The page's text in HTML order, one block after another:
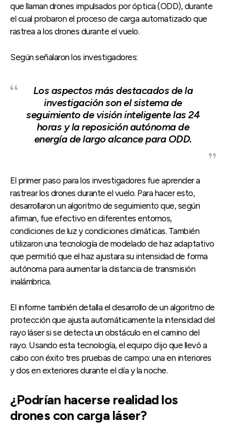
que llaman drones impulsados ​​por óptica (ODD), durante
el cual probaron el proceso de carga automatizado que
rastrea a los drones durante el vuelo.
Según señalaron los investigadores:
Los aspectos más destacados de la
investigación son el sistema de
seguimiento de visión inteligente las 24
horas y la reposición autónoma de
energía de largo alcance para ODD.
El primer paso para los investigadores fue aprender a
rastrear los drones durante el vuelo. Para hacer esto,
desarrollaron un algoritmo de seguimiento que, según
afirman, fue efectivo en diferentes entornos,
condiciones de luz y condiciones climáticas. También
utilizaron una tecnología de modelado de haz adaptativo
que permitió que el haz ajustara su intensidad de forma
autónoma para aumentar la distancia de transmisión
inalámbrica.
El informe también detalla el desarrollo de un algoritmo de
protección que ajusta automáticamente la intensidad del
rayo láser si se detecta un obstáculo en el camino del
rayo. Usando esta tecnología, el equipo dijo que llevó a
cabo con éxito tres pruebas de campo: una en interiores
y dos en exteriores durante el día y la noche.
¿Podrían hacerse realidad los
drones con carga láser?